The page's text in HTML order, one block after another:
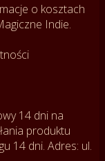
o kosztach
Indie.
14 dni na
produktu
14 dni. Adres: ul.